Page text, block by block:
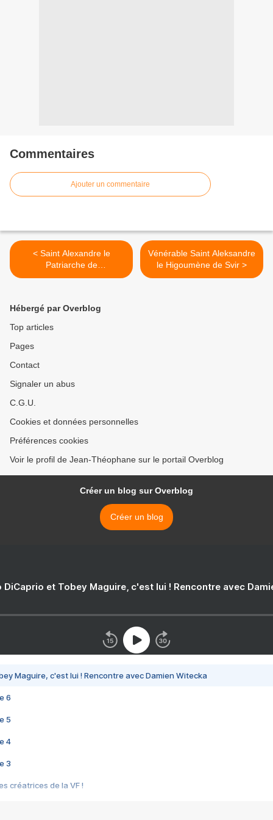
Commentaires
Ajouter un commentaire
< Saint Alexandre le
Patriarche de
Constantinople
Vénérable Saint Aleksandre
le Higoumène de Svir >
Hébergé par Overblog
Top articles
Pages
Contact
Signaler un abus
C.G.U.
Cookies et données personnelles
Préférences cookies
Voir le profil de Jean-Théophane sur le portail Overblog
Créer un blog sur Overblog
Créer un blog
DiCaprio et Tobey Maguire, c'est lui ! Rencontre avec
Maguire, c'est lui ! Rencontre avec Damien Witecka
6
5
4
3
créatrices de la VF !